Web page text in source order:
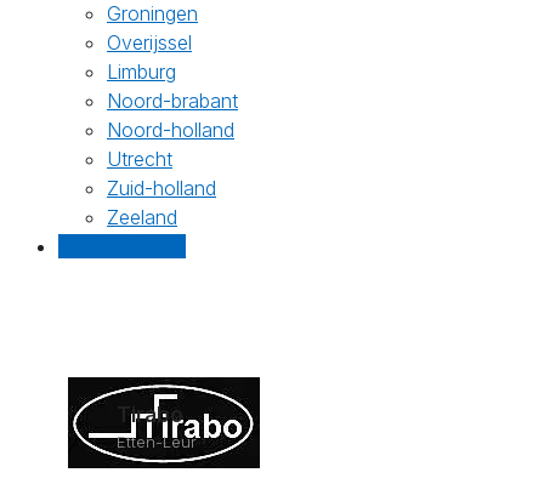
Groningen
Overijssel
Limburg
Noord-brabant
Noord-holland
Utrecht
Zuid-holland
Zeeland
Tirabo
Etten-Leur